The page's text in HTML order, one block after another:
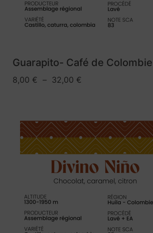
Guarapito- Café de Colombie
8,00 € – 32,00 €